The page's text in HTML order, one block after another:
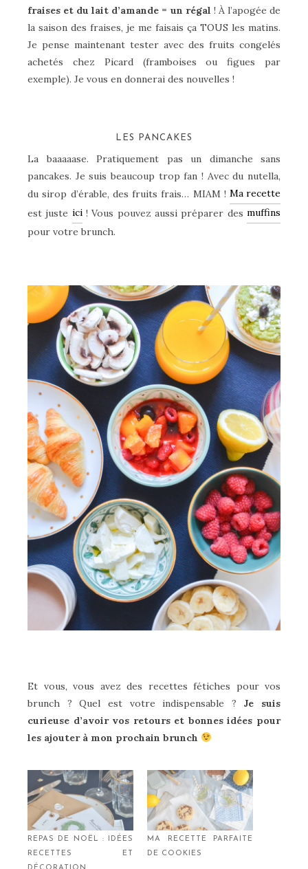
fraises et du lait d’amande = un régal ! À l’apogée de
la saison des fraises, je me faisais ça TOUS les matins.
Je pense maintenant tester avec des fruits congelés
achetés chez Picard (framboises ou figues par
exemple). Je vous en donnerai des nouvelles !
LES PANCAKES
La baaaaase. Pratiquement pas un dimanche sans
pancakes. Je suis beaucoup trop fan ! Avec du nutella,
du sirop d’érable, des fruits frais… MIAM ! Ma recette
est juste ici! Vous pouvez aussi préparer desmuffins
pour votre brunch.
Et vous, vous avez des recettes fétiches pour vos
brunch ? Quel est votre indispensable ? Je suis
curieuse d’avoir vos retours et bonnes idées pour
les ajouter à mon prochain brunch
REPAS DE NOËL : IDÉES
RECETTES ET
MA RECETTE PARFAITE
DE COOKIES